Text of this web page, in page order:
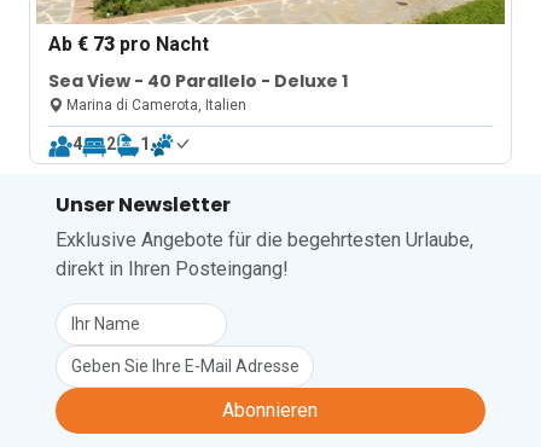
Ab€ 73 pro Nacht
Sea View - 40 Parallelo - Deluxe 1
Marina di Camerota, Italien
4 2 1
Unser Newsletter
Exklusive Angebote für die begehrtesten Urlaube,
direkt in Ihren Posteingang!
Abonnieren